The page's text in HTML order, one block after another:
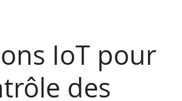
IoT pour
des